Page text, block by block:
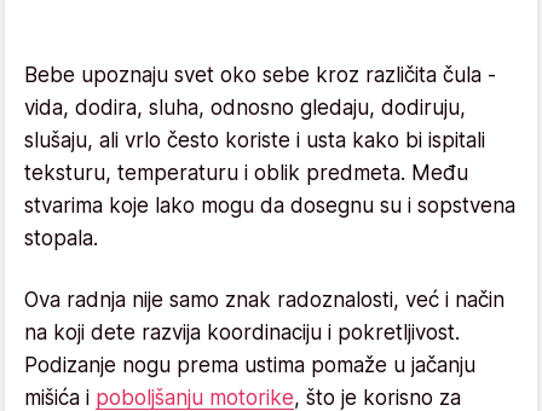
Bebe upoznaju svet oko sebe kroz različita čula -
vida, dodira, sluha, odnosno gledaju, dodiruju,
slušaju, ali vrlo često koriste i usta kako bi ispitali
teksturu, temperaturu i oblik predmeta. Među
stvarima koje lako mogu da dosegnu su i sopstvena
stopala.
Ova radnja nije samo znak radoznalosti, već i način
na koji dete razvija koordinaciju i pokretljivost.
Podizanje nogu prema ustima pomaže u jačanju
mišića i poboljšanju motorike, što je korisno za